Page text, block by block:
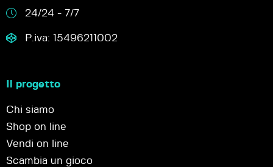
24/24 - 7/7
P.iva: 15496211002
Il progetto
Chi siamo
Shop on line
Vendi on line
Scambia un gioco